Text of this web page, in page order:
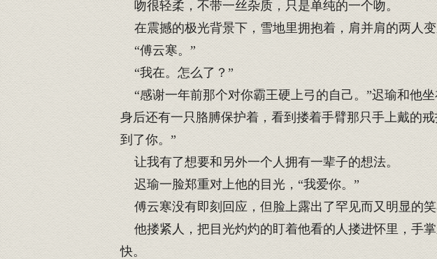
吻很轻柔，不带一丝杂质，只是单纯的一个吻。
在震撼的极光背景下，雪地里拥抱着，肩并肩的两人变
“傅云寒。”
“我在。怎么了？”
“感谢一年前那个对你霸王硬上弓的自己。”迟瑜和他
身后还有一只胳膊保护着，看到搂着手臂那只手上戴的
到了你。”
让我有了想要和另外一个人拥有一辈子的想法。
迟瑜一脸郑重对上他的目光，“我爱你。”
傅云寒没有即刻回应，但脸上露出了罕见而又明显的笑
他搂紧人，把目光灼灼的盯着他看的人搂进怀里，手
快。